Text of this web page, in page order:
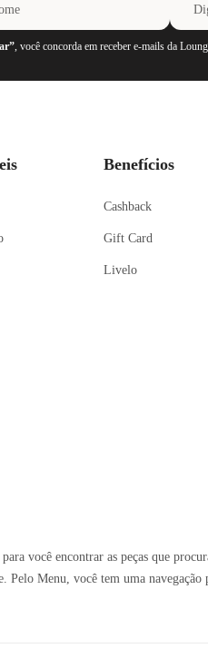
, você concorda em receber e-mails da
Benefícios
Cashback
Gift Card
Livelo
você encontrar as peças que
Menu, você tem uma